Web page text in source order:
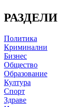
РАЗДЕЛИ
Политика
Криминални
Бизнес
Общество
Образование
Култура
Спорт
Здраве